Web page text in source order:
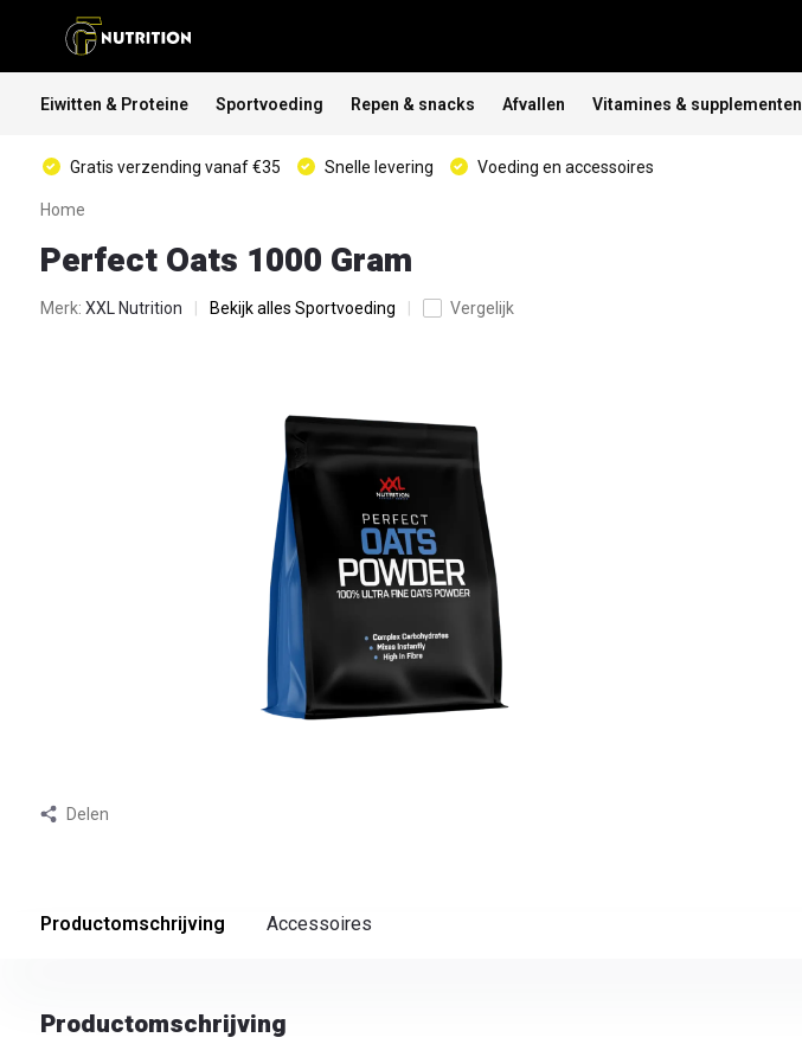
Eiwitten & Proteine Sportvoeding Repen & snacks Afvallen Vitamines & supplementen
Gratis verzending vanaf €35 Snelle levering Voeding en accessoires
Home
Perfect Oats 1000 Gram
Merk: XXL Nutrition Bekijk alles Sportvoeding Vergelijk
Delen
Productomschrijving Accessoires
Productomschrijving